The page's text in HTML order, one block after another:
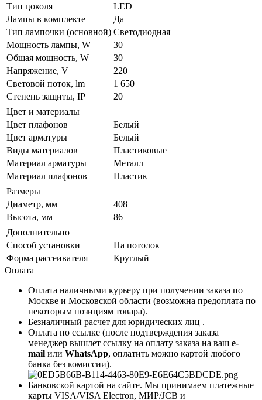
Тип цоколя
LED
Лампы в комплекте
Да
Тип лампочки (основной) Светодиодная
Мощность лампы, W
30
Общая мощность, W
30
Напряжение, V
220
Световой поток, lm
1 650
Степень защиты, IP
20
Цвет и материалы
Цвет плафонов
Белый
Цвет арматуры
Белый
Виды материалов
Пластиковые
Материал арматуры
Металл
Материал плафонов
Пластик
Размеры
Диаметр, мм
408
Высота, мм
86
Дополнительно
Способ установки
На потолок
Форма рассеивателя
Круглый
Оплата
Оплата наличными курьеру при получении заказа по
Москве и Московской области (возможна предоплата по
некоторым позициям товара).
Безналичный расчет для юридических лиц .
Оплата по ссылке (после подтверждения заказа
менеджер вышлет ссылку на оплату заказа на ваш e-
mail или WhatsApp, оплатить можно картой любого
банка без комиссии).
Банковской картой на сайте. Мы принимаем платежные
карты VISA/VISA Electron, МИР/JCB и